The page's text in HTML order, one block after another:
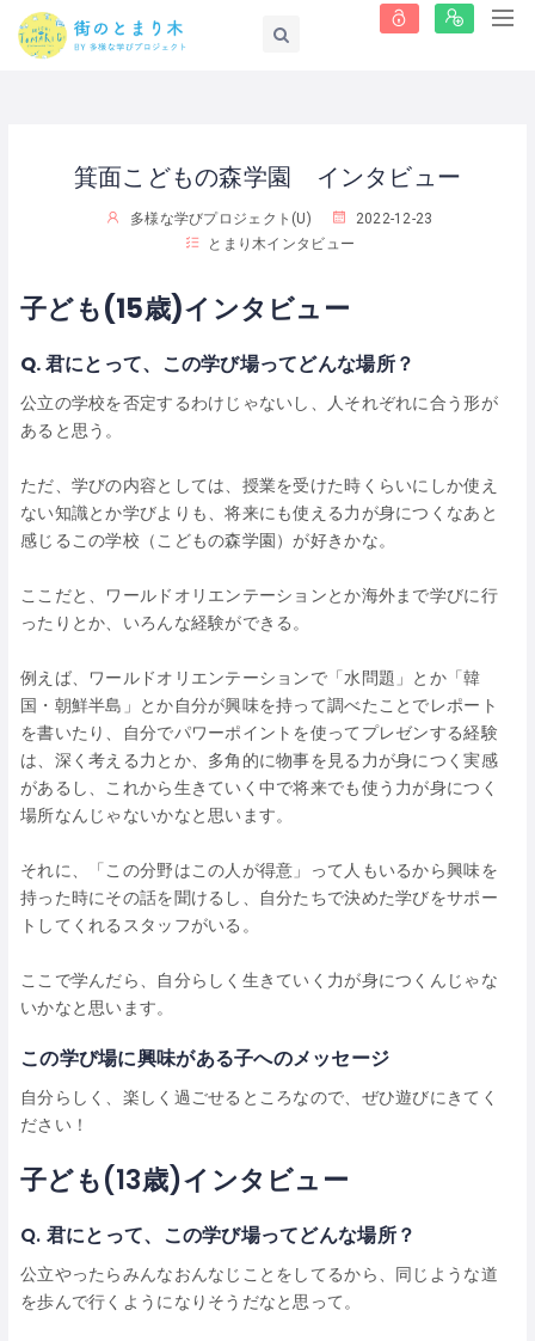
箕面こどもの森学園 インタビュー
多様な学びプロジェクト(U)
2022-12-23
とまり木インタビュー
子ども(15歳)インタビュー
Q. 君にとって、この学び場ってどんな場所？
公立の学校を否定するわけじゃないし、人それぞれに合う形が
あると思う。
ただ、学びの内容としては、授業を受けた時くらいにしか使え
ない知識とか学びよりも、将来にも使える力が身につくなあと
感じるこの学校（こどもの森学園）が好きかな。
ここだと、ワールドオリエンテーションとか海外まで学びに行
ったりとか、いろんな経験ができる。
例えば、ワールドオリエンテーションで「水問題」とか「韓
国・朝鮮半島」とか自分が興味を持って調べたことでレポート
を書いたり、自分でパワーポイントを使ってプレゼンする経験
は、深く考える力とか、多角的に物事を見る力が身につく実感
があるし、これから生きていく中で将来でも使う力が身につく
場所なんじゃないかなと思います。
それに、「この分野はこの人が得意」って人もいるから興味を
持った時にその話を聞けるし、自分たちで決めた学びをサポー
トしてくれるスタッフがいる。
ここで学んだら、自分らしく生きていく力が身につくんじゃな
いかなと思います。
この学び場に興味がある子へのメッセージ
自分らしく、楽しく過ごせるところなので、ぜひ遊びにきてく
ださい！
子ども(13歳)インタビュー
Q. 君にとって、この学び場ってどんな場所？
公立やったらみんなおんなじことをしてるから、同じような道
を歩んで行くようになりそうだなと思って。